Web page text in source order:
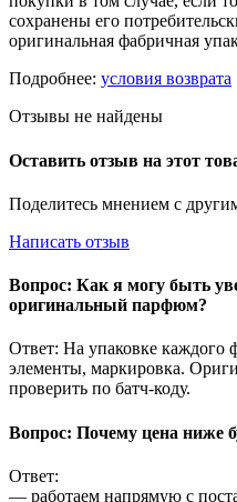
сохранены его
оригинальная фабричная
Подробнее: условия возврата
Отзывы не найдены
Оставить отзыв на этот
Поделитесь мнением с
Написать отзыв
Вопрос: Как я могу быть
оригинальный парфюм?
Ответ: На упаковке каждого
элементы, маркировка.
проверить по батч-коду.
Вопрос: Почему цена ниже
Ответ:
— работаем напрямую с